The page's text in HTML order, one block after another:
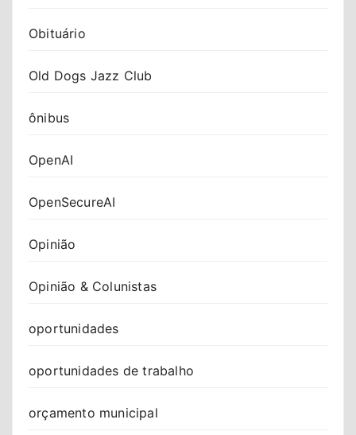
Obituário
Old Dogs Jazz Club
ônibus
OpenAI
OpenSecureAI
Opinião
Opinião & Colunistas
oportunidades
oportunidades de trabalho
orçamento municipal